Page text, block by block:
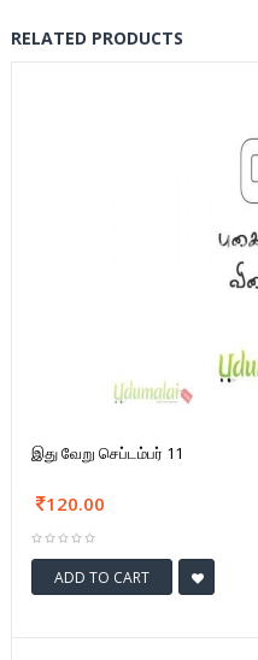
RELATED PRODUCTS
இது வேறு செப்டம்பர் 11
120.00
ADD TO CART